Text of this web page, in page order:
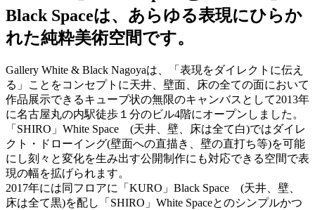
Black Spaceは、あらゆる表現にひらか
れた純粋美術空間です。
Gallery White & Black Nagoyaは、「表現をダイレクトに伝え
る」ことをコンセプトに天井、壁面、床の全ての面において
作品展示できるキューブ状の無限のキャンバスとして2013年
に名古屋丸の内駅徒歩１分のビル4階にオープンしました。
「SHIRO」White Space (天井、壁、床は全て白)ではダイレ
クト・ドローイング(壁面への直描き、壁の直打ち等)を可能
にし刻々と変化を生み出す公開制作にも対応できる空間で表
現の幅を拡げられます。
2017年には同フロアに「KURO」Black Space (天井、壁、
床は全て黒)を配し「SHIRO」White Spaceとのシンプルかつ